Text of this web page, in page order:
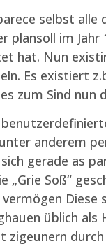
selbst alle
plansoll im
hat. Nun
Es existiert
zum Sind nun
anderem
gerade as
„Grie Soß“
üblich
zigeunern